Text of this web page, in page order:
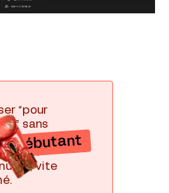
“pour
sans
gain
:
vite
débutant